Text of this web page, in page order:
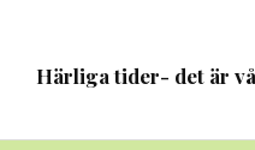
Härliga tider- det är